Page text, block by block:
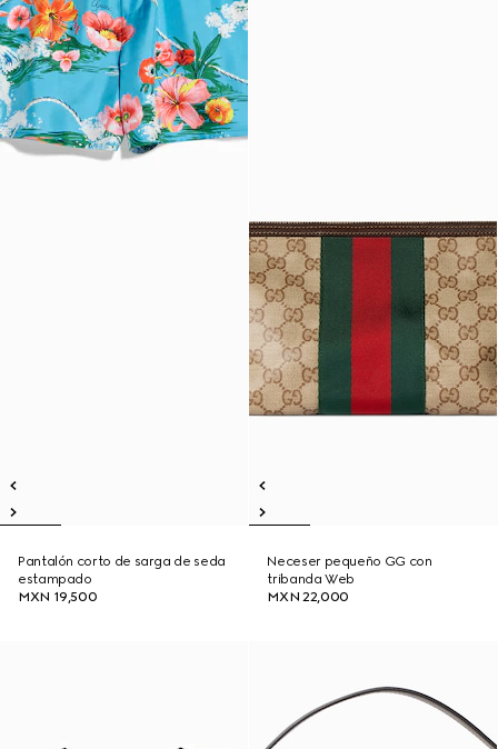
Pantalón corto de sarga de seda
estampado
MXN 19,500
Neceser pequeño GG con
tribanda Web
MXN 22,000